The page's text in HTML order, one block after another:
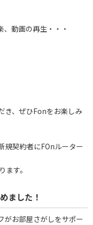
動画の再生・・・
き、ぜひFonをお楽しみ
規契約者にFOnルーター
す。
ました！
がお部屋さがしをサポー